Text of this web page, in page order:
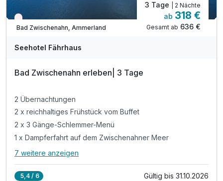
Nur noch Restplätze
Bad Zwischenahn, Ammerland
3 Tage | 2 Nächte
ab 318 €
Gesamt ab 636 €
Seehotel Fährhaus
Bad Zwischenahn erleben| 3 Tage
2 Übernachtungen
2 x reichhaltiges Frühstück vom Buffet
2 x 3 Gänge-Schlemmer-Menü
1 x Dampferfahrt auf dem Zwischenahner Meer
Alle Inklusivleistungen
7 weitere anzeigen
5,4 / 6 Gültig bis 31.10.2026